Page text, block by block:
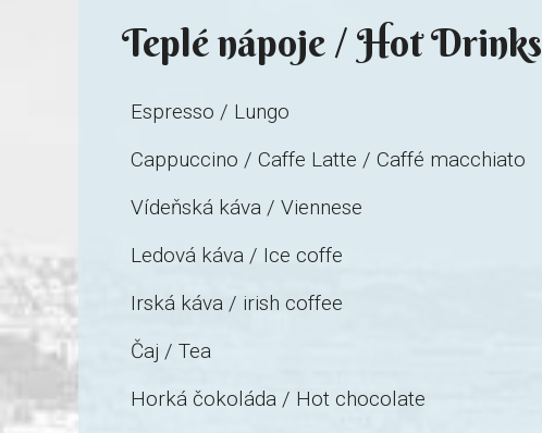
Teplé nápoje / Hot Drinks
Espresso / Lungo
Cappuccino / Caffe Latte / Caffé macchiato
Vídeňská káva / Viennese
Ledová káva / Ice coffe
Irská káva / irish coffee
Čaj / Tea
Horká čokoláda / Hot chocolate